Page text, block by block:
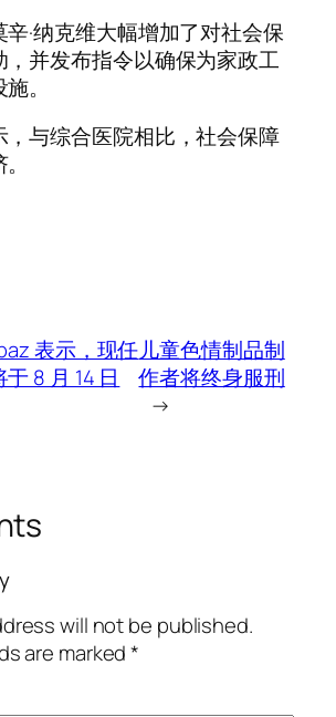
·纳克维大幅增加了对社会保
，并发布指令以确保为家政工
。
，与综合医院相比，社会保障
表示，现任
8 月 14 日
儿童色情制品制
作者将终身服刑
→
will not be published.
are marked*